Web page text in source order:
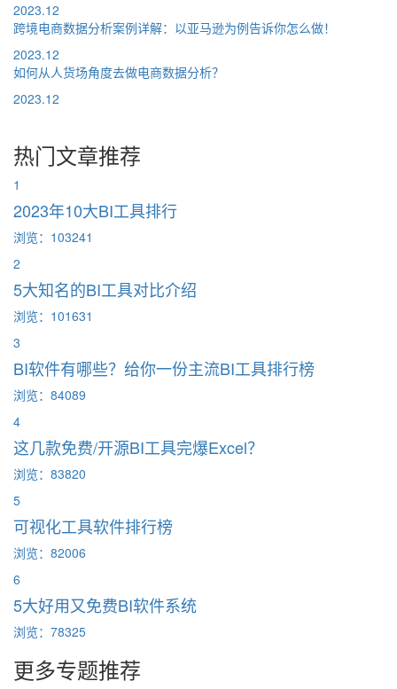
2023.12
跨境电商数据分析案例详解：以亚马逊为例告诉你怎么做！
2023.12
如何从人货场角度去做电商数据分析？
2023.12
热门文章推荐
1
2023年10大BI工具排行
浏览：103241
2
5大知名的BI工具对比介绍
浏览：101631
3
BI软件有哪些？给你一份主流BI工具排行榜
浏览：84089
4
这几款免费/开源BI工具完爆Excel？
浏览：83820
5
可视化工具软件排行榜
浏览：82006
6
5大好用又免费BI软件系统
浏览：78325
更多专题推荐